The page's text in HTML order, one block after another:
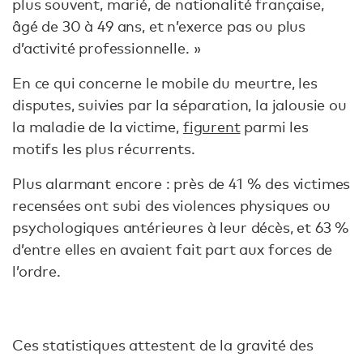
plus souvent, marié, de nationalité française,
âgé de 30 à 49 ans, et n’exerce pas ou plus
d’activité professionnelle. »
En ce qui concerne le mobile du meurtre, les
disputes, suivies par la séparation, la jalousie ou
la maladie de la victime, figurentparmi les
motifs les plus récurrents.
Plus alarmant encore : près de 41 % des victimes
recensées ont subi des violences physiques ou
psychologiques antérieures à leur décès, et 63 %
d’entre elles en avaient fait part aux forces de
l’ordre.
Ces statistiques attestent de la gravité des